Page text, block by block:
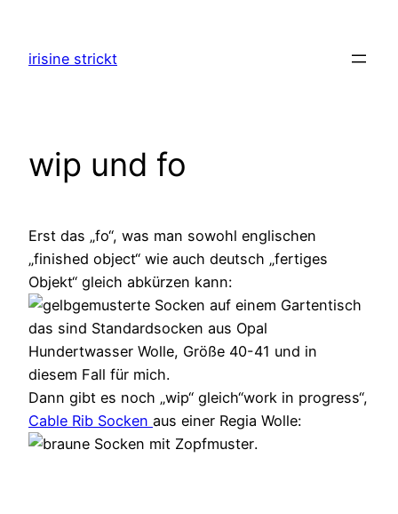
springen
irisine strickt
wip und fo
Erst das „fo“, was man sowohl englischen
„finished object“ wie auch deutsch „fertiges
Objekt“ gleich abkürzen kann:
das sind Standardsocken aus Opal
Hundertwasser Wolle, Größe 40-41 und in
diesem Fall für mich.
Dann gibt es noch „wip“ gleich“work in progress“,
Cable Rib Socken aus einer Regia Wolle:
.